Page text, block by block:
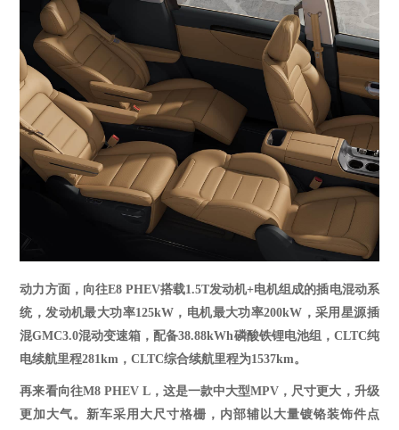
动力方面， 向往E8 PHEV搭载1.5T发动机+电机组成的插电混动系
统，发动机最大功率125kW，电机最大功率200kW，采用星源插
混GMC3.0混动变速箱，配备38.88kWh磷酸铁锂电池组，CLTC纯
电续航里程281km，CLTC综合续航里程为1537km。
再来看向往M8 PHEV L，这是一款中大型MPV，尺寸更大，升级
更加大气。新车采用大尺寸格栅， 内部辅以大量镀铬装饰件点